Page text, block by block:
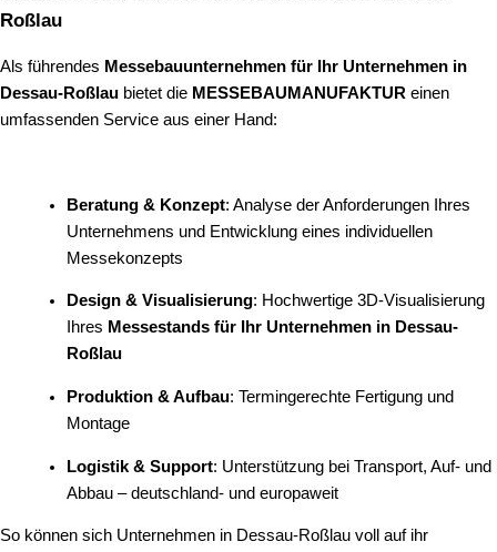
Roßlau
Als führendes Messebauunternehmen für Ihr Unternehmen in
Dessau-Roßlau bietet die MESSEBAUMANUFAKTUR einen
umfassenden Service aus einer Hand:
Beratung & Konzept: Analyse der Anforderungen Ihres
Unternehmens und Entwicklung eines individuellen
Messekonzepts
Design & Visualisierung: Hochwertige 3D-Visualisierung
Ihres Messestands für Ihr Unternehmen in Dessau-
Roßlau
Produktion & Aufbau: Termingerechte Fertigung und
Montage
Logistik & Support: Unterstützung bei Transport, Auf- und
Abbau – deutschland- und europaweit
So können sich Unternehmen in Dessau-Roßlau voll auf ihr